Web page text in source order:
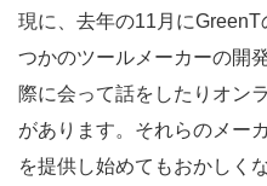
現に、去年の11月にGreenT
つかのツールメーカーの開
際に会って話をしたりオン
があります。それらのメー
を提供し始めてもおかしく